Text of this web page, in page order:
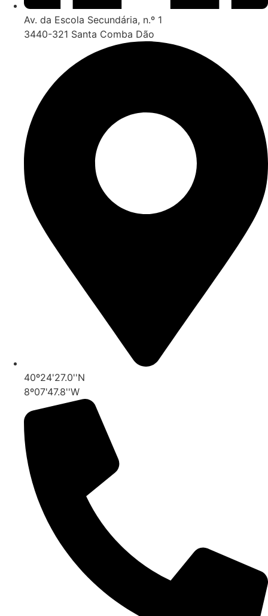
Av. da Escola Secundária, n.º 1
3440-321 Santa Comba Dão
40º24'27.0''N
8º07'47.8''W